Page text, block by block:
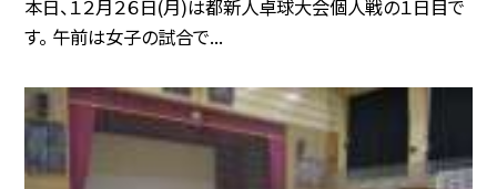
本日、１２月２６日(月)は都新人卓球大会個人戦の１日目で
す。 午前は女子の試合で...